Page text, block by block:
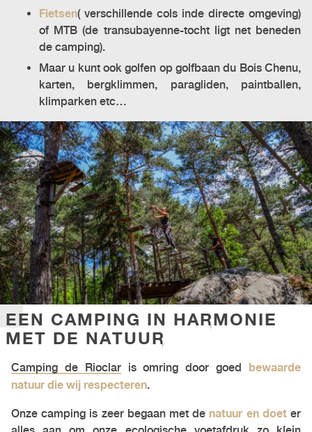
Fietsen( verschillende cols inde directe omgeving)
of MTB (de transubayenne-tocht ligt net beneden
de camping).
Maar u kunt ook golfen op golfbaan du Bois Chenu,
karten, bergklimmen, paragliden, paintballen,
klimparken etc…
EEN CAMPING IN HARMONIE
MET DE NATUUR
Camping de Rioclaris omring door goed bewaarde
natuur die wij respecteren.
Onze camping is zeer begaan met de natuur en doeter